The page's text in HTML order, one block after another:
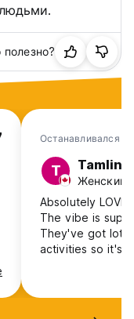
Останавливался в
T Tamlin
Женский,
Absolutely
The vibe is
They've got lots
activities so it's
location is great.